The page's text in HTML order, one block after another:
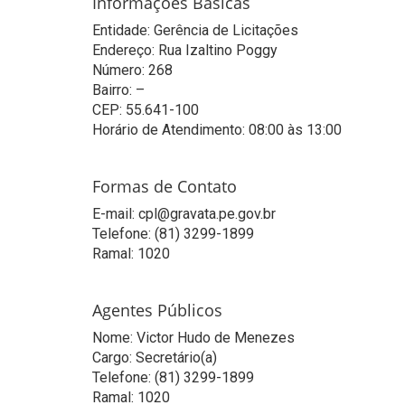
Entidade: Gerência de Licitações
Endereço: Rua Izaltino Poggy
Número: 268
Bairro: –
CEP: 55.641-100
Horário de Atendimento: 08:00 às 13:00
Formas de Contato
E-mail: cpl@gravata.pe.gov.br
Telefone: (81) 3299-1899
Ramal: 1020
Agentes Públicos
Nome: Victor Hudo de Menezes
Cargo: Secretário(a)
Telefone: (81) 3299-1899
Ramal: 1020